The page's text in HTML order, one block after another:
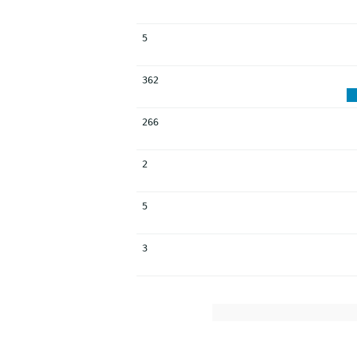
5
362
266
2
5
3